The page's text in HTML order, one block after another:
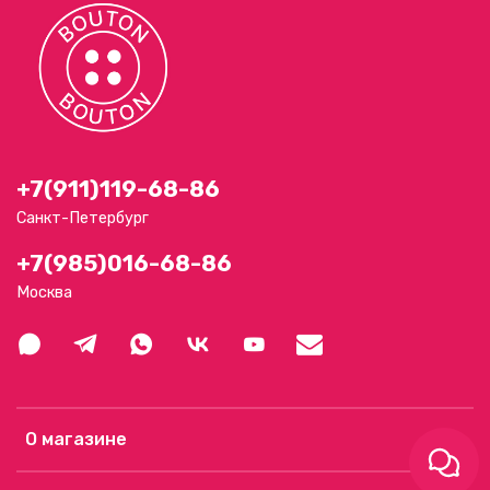
О магазине
+7(911)119-68-86
Санкт-Петербург
+7(985)016-68-86
Москва